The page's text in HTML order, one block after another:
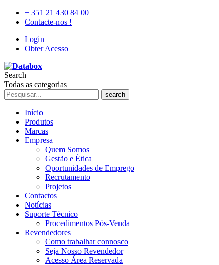
+ 351 21 430 84 00
Contacte-nos !
Login
Obter Acesso
Search
Todas as categorias
search
Início
Produtos
Marcas
Empresa
Quem Somos
Gestão e Ética
Oportunidades de Emprego
Recrutamento
Projetos
Contactos
Notícias
Suporte Técnico
Procedimentos Pós-Venda
Revendedores
Como trabalhar connosco
Seja Nosso Revendedor
Acesso Área Reservada